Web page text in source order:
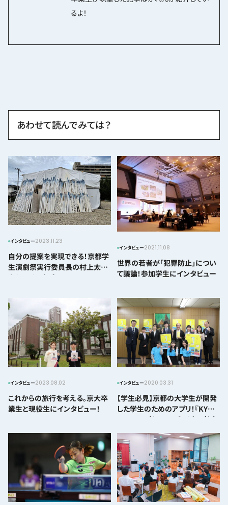
るよ！
あわせて読んでみては？
インタビュー2023.11.23
自分の提案を実現できる！京都学
生演劇祭実行委員長の村上太基
さんにインタビュー
インタビュー2021.11.08
世界の若者が「犯罪防止」につい
て議論！参加学生にインタビュー
インタビュー2023.08.02
これからの旅行を考える。京大卒
業生と現役生にインタビュー！
インタビュー2020.03.31
【学生必見】京都の大学生が開発
した学生のためのアプリ！『KYO
－DENT』（キョー・デント）の魅力